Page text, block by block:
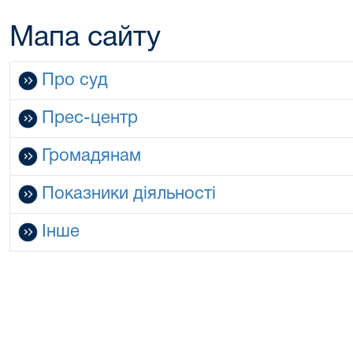
Мапа сайту
Про суд
Прес-центр
Громадянам
Показники діяльності
Інше